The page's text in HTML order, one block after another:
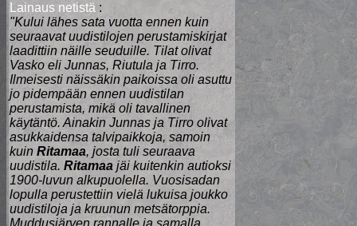
Lainaus netistä :
"Kului lähes sata vuotta ennen kuin
seuraavat uudistilojen perustamiskirjat
laadittiin näille seuduille. Tilat olivat
Vasko eli Junnas, Riutula ja Tirro.
Ilmeisesti näissäkin paikoissa oli asuttu
jo pidempään ennen uudistilan
perustamista, mikä oli tavallinen
käytäntö. Ainakin Junnas ja Tirro olivat
asukkaidensa talvipaikkoja, samoin
kuin Ritamaa, josta tuli seuraava
uudistila. Ritamaa jäi kuitenkin autioksi
1900-luvun alkupuolella. Vuosisadan
lopulla perustettiin vielä lukuisa joukko
uudistiloja ja kruunun metsätorppia.
Muddusjärven rannalle ja samalla